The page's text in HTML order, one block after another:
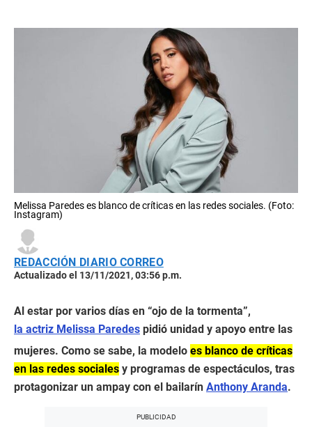
Melissa Paredes es blanco de críticas en las redes sociales. (Foto:
Instagram)
REDACCIÓN DIARIO CORREO
Actualizado el 13/11/2021, 03:56 p.m.
Al estar por varios días en “ojo de la tormenta”,
la actriz Melissa Paredes pidió unidad y apoyo entre las
mujeres. Como se sabe, la modelo es blanco de críticas
en las redes sociales y programas de espectáculos, tras
protagonizar un ampay con el bailarín Anthony Aranda.